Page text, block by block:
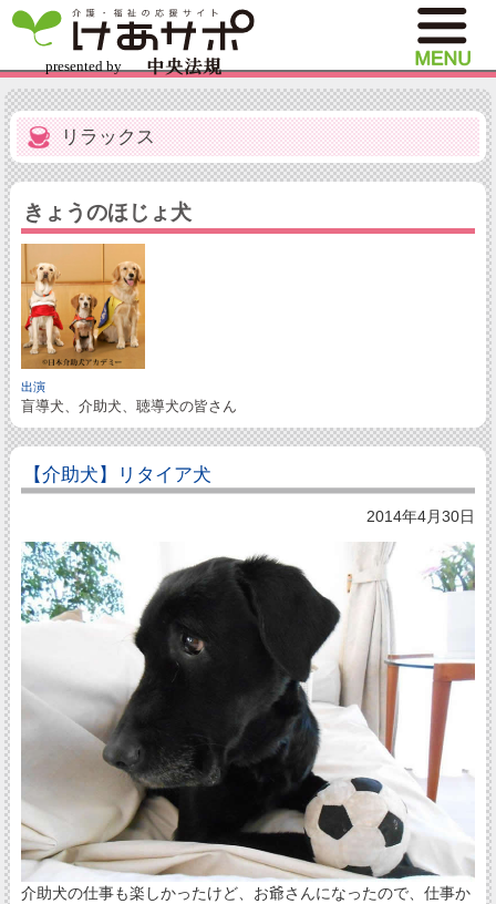
リラックス
きょうのほじょ犬
出演
盲導犬、介助犬、聴導犬の皆さん
【介助犬】リタイア犬
2014年4月30日
介助犬の仕事も楽しかったけど、お爺さんになったので、仕事か